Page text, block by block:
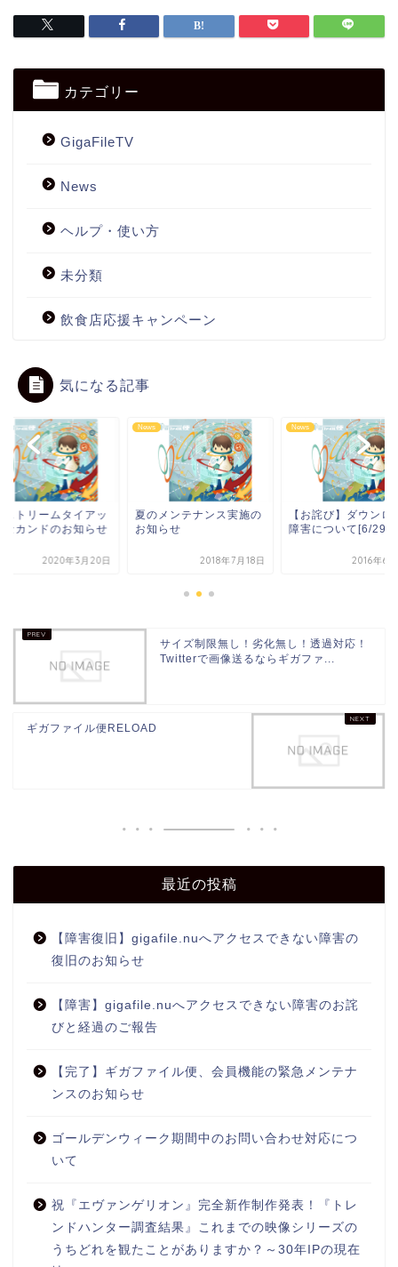
カテゴリー
GigaFileTV
News
ヘルプ・使い方
未分類
飲食店応援キャンペーン
気になる記事
メンテナンス実施の
らせ
2018年7月18日
News
【お詫び】ダウンロード
障害について[6/29]
2016年6月29日
News
エクストリームタイ
プ・セカンドのお知
2020年3
サイズ制限無し！劣化無し！透過対応！
Twitterで画像送るならギガファ...
ギガファイル便RELOAD
最近の投稿
【障害復旧】gigafile.nuへアクセスできない障害の
復旧のお知らせ
【障害】gigafile.nuへアクセスできない障害のお詫
びと経過のご報告
【完了】ギガファイル便、会員機能の緊急メンテナ
ンスのお知らせ
ゴールデンウィーク期間中のお問い合わせ対応につ
いて
祝『エヴァンゲリオン』完全新作制作発表！『トレ
ンドハンター調査結果』これまでの映像シリーズの
うちどれを観たことがありますか？～30年IPの現在